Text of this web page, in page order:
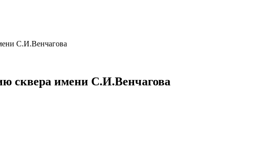
С.И.Венчагова
сквера имени С.И.Венчагова